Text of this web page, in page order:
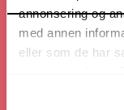
annonsering og
med annen
eller som de har
Ring